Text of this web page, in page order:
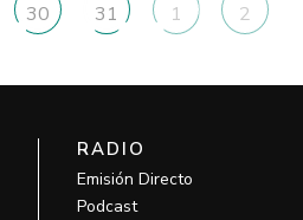
30 31 1 2
RADIO
Emisión Directo
Podcast